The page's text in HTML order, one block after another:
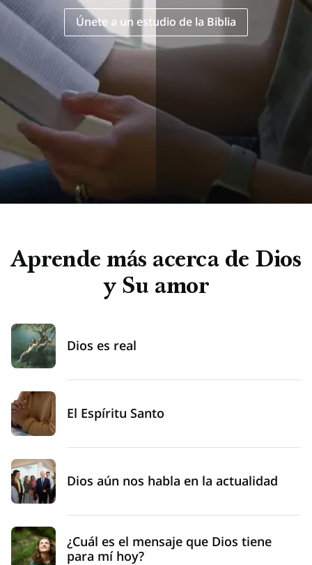
Únete a un estudio de la Biblia
Aprende más acerca de Dios
y Su amor
Dios es real
El Espíritu Santo
Dios aún nos habla en la actualidad
¿Cuál es el mensaje que Dios tiene
para mí hoy?